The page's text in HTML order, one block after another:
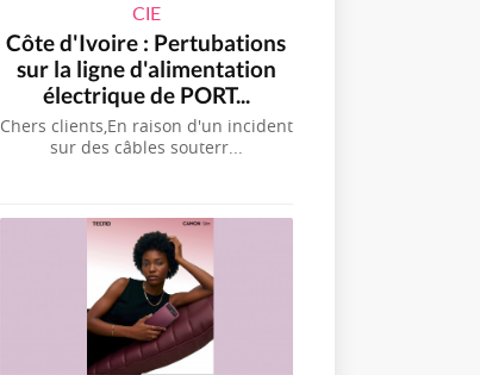
CIE
Côte d'Ivoire : Pertubations
sur la ligne d'alimentation
électrique de PORT...
Chers clients,En raison d'un incident
sur des câbles souterr...